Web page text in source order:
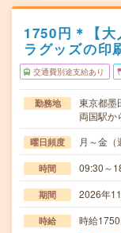
1750円＊【
ラグッズの印
交通費別途支給あり
勤務地
東京都墨
両国駅か
曜日頻度 月～金
時間 09:30～
期間 2026年
時給 時給